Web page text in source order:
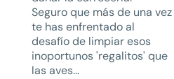
Seguro que más de una vez
te has enfrentado al
desafío de limpiar esos
inoportunos 'regalitos' que
las aves...